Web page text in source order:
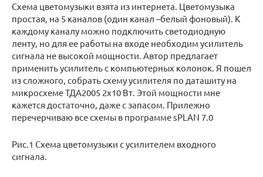
Схема цветомузыки взята из интернета. Цветомузыка
простая, на 5 каналов (один канал –белый фоновый). К
каждому каналу можно подключить светодиодную
ленту, но для ее работы на входе необходим усилитель
сигнала не высокой мощности. Автор предлагает
применить усилитель с компьютерных колонок. Я пошел
из сложного, собрать схему усилителя по даташиту на
микросхеме ТДА2005 2х10 Вт. Этой мощности мне
кажется достаточно, даже с запасом. Прилежно
перечерчиваю все схемы в программе sPLAN 7.0
Рис.1 Схема цветомузыки с усилителем входного
сигнала.